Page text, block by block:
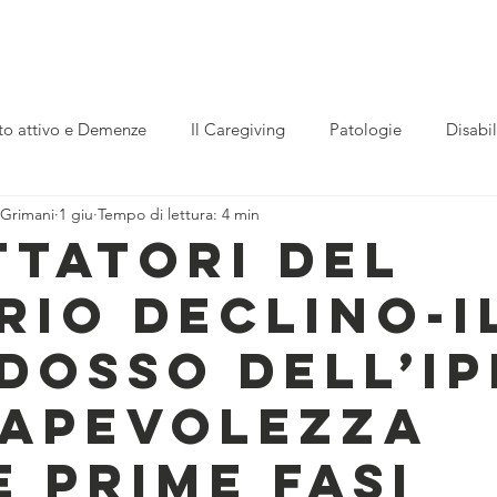
attivo e Demenze Il Caregiving Patologie
Servizio civile Festival Imago mentis
Demenze Intelligenza artificiale
Regolazione emotiva Cervello origami
teatro
DEL
DECLINO-
PRIME FASI
1 giu Tempo di lettura: 4 min